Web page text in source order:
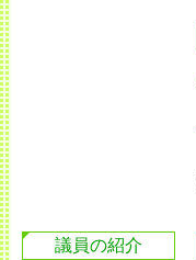
議員の紹介